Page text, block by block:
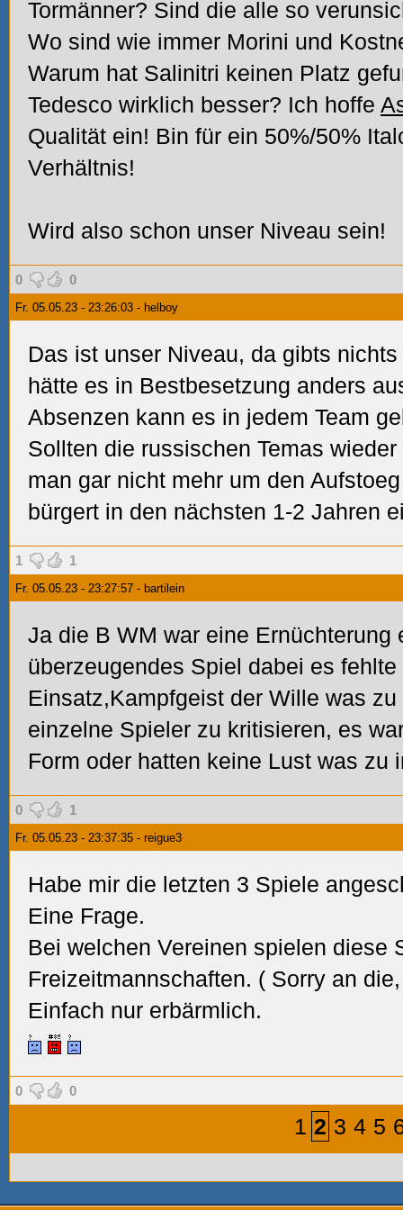
Tormänner? Sind die alle so
Wo sind wie immer Morini und
Warum hat Salinitri keinen Platz
Tedesco wirklich besser? Ich hoffe
Qualität ein! Bin für ein 50%/50%
Verhältnis!
Wird also schon unser Niveau sein!
0 0
Fr. 05.05.23 - 23:26:03 - helboy
Das ist unser Niveau, da gibts
hätte es in Bestbesetzung anders
Absenzen kann es in jedem Team
Sollten die russischen Temas
man gar nicht mehr um den
bürgert in den nächsten 1-2 Jahren
1 1
Fr. 05.05.23 - 23:27:57 - bartilein
Ja die B WM war eine Ernüchterung
überzeugendes Spiel dabei es
Einsatz,Kampfgeist der Wille was
einzelne Spieler zu kritisieren, es
Form oder hatten keine Lust was zu
0 1
Fr. 05.05.23 - 23:37:35 - reigue3
Habe mir die letzten 3 Spiele
Eine Frage.
Bei welchen Vereinen spielen diese
Freizeitmannschaften. ( Sorry an
Einfach nur erbärmlich.
0 0
1 2 3 4 5